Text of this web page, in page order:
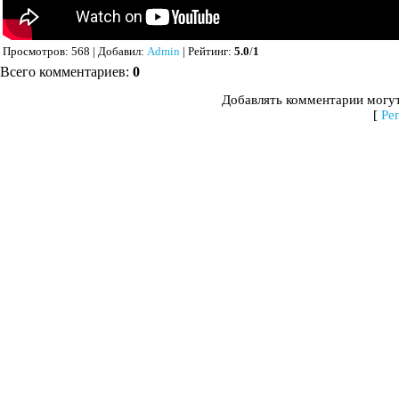
Просмотров: 568 | Добавил: Admin | Рейтинг: 5.0/1
Всего комментариев: 0
Добавлять комментарии
[